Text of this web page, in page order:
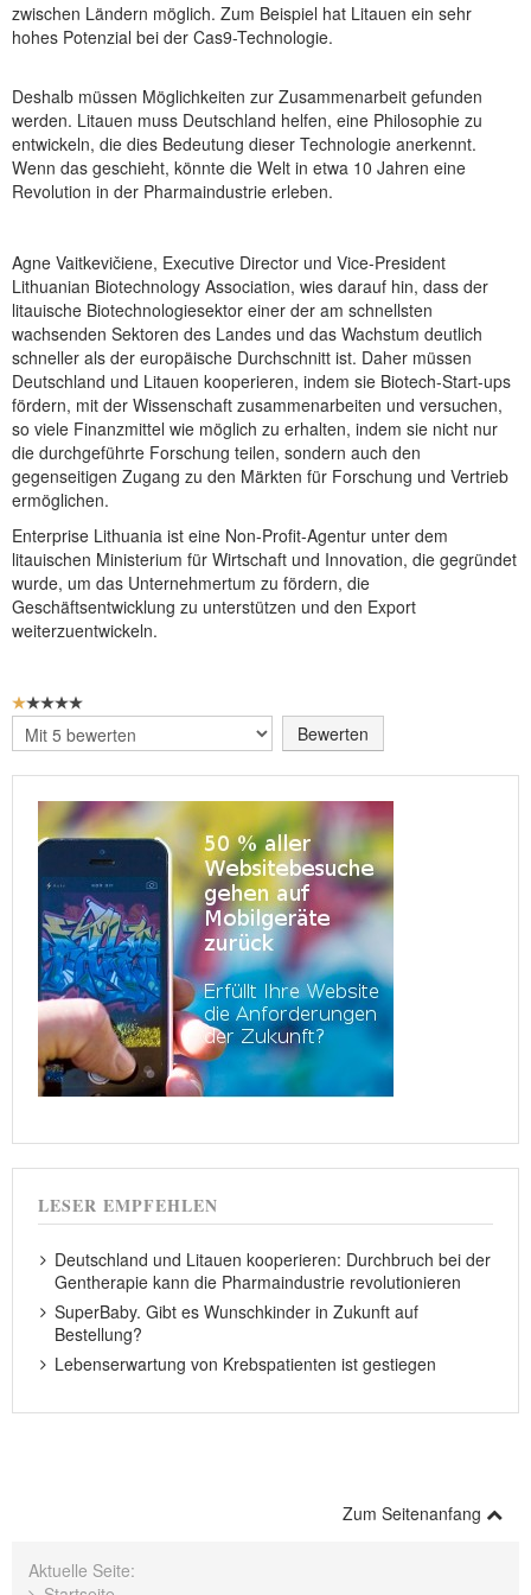
zwischen Ländern möglich. Zum Beispiel hat Litauen ein sehr
hohes Potenzial bei der Cas9-Technologie.
Deshalb müssen Möglichkeiten zur Zusammenarbeit gefunden
werden. Litauen muss Deutschland helfen, eine Philosophie zu
entwickeln, die dies Bedeutung dieser Technologie anerkennt.
Wenn das geschieht, könnte die Welt in etwa 10 Jahren eine
Revolution in der Pharmaindustrie erleben.
Agne Vaitkevičiene, Executive Director und Vice-President
Lithuanian Biotechnology Association, wies darauf hin, dass der
litauische Biotechnologiesektor einer der am schnellsten
wachsenden Sektoren des Landes und das Wachstum deutlich
schneller als der europäische Durchschnitt ist. Daher müssen
Deutschland und Litauen kooperieren, indem sie Biotech-Start-ups
fördern, mit der Wissenschaft zusammenarbeiten und versuchen,
so viele Finanzmittel wie möglich zu erhalten, indem sie nicht nur
die durchgeführte Forschung teilen, sondern auch den
gegenseitigen Zugang zu den Märkten für Forschung und Vertrieb
ermöglichen.
Enterprise Lithuania ist eine Non-Profit-Agentur unter dem
litauischen Ministerium für Wirtschaft und Innovation, die gegründet
wurde, um das Unternehmertum zu fördern, die
Geschäftsentwicklung zu unterstützen und den Export
weiterzuentwickeln.
BEWERTUNG:
Bitte
bewerten
LESER EMPFEHLEN
Deutschland und Litauen kooperieren: Durchbruch bei der
Gentherapie kann die Pharmaindustrie revolutionieren
SuperBaby. Gibt es Wunschkinder in Zukunft auf
Bestellung?
Lebenserwartung von Krebspatienten ist gestiegen
Zum Seitenanfang
Aktuelle Seite: